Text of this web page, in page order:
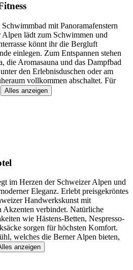
mit Panoramafenstern
lädt zum Schwimmen und
könnt ihr die Bergluft
einlegen. Zum Entspannen stehen
die Aromasauna und das Dampfbad
den Erlebnisduschen oder am
vollkommen abschaltet. Für
Alles anzeigen
im Herzen der Schweizer Alpen und
Eleganz. Erlebt preisgekröntes
Handwerkskunst mit
Akzenten verbindet. Natürliche
wie Hästens-Betten, Nespresso-
sorgen für höchsten Komfort.
welches die Berner Alpen bieten,
anzeigen